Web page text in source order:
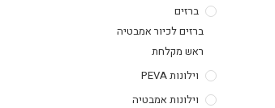
ברזים
ברזים לכיור אמבטיה
ראש מקלחת
וילונות PEVA
וילונות אמבטיה